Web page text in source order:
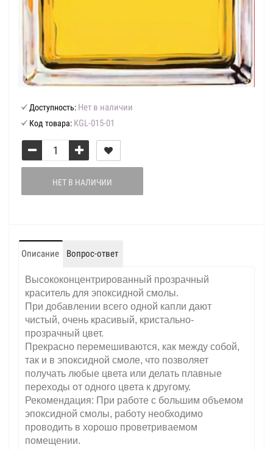
Доступность: Нет в наличии
Код товара: KGL-015-01
НЕТ В НАЛИЧИИ
Описание Вопрос-ответ
Высококонцентрированный прозрачный
краситель для эпоксидной смолы.
При добавлении всего одной капли дают
чистый, очень красивый, кристально-
прозрачный цвет.
Прекрасно перемешиваются, как между собой,
так и в эпоксидной смоле, что позволяет
получать любые цвета или делать плавные
переходы от одного цвета к другому.
Рекомендация: При работе с большим объемом
эпоксидной смолы, работу необходимо
проводить в хорошо проветриваемом
помещении.